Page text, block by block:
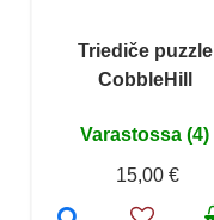
Triediče puzzle
CobbleHill
Varastossa (4)
15,00 €